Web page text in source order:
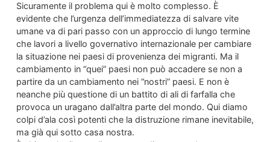
Sicuramente il problema qui è molto complesso. È
evidente che l’urgenza dell’immediatezza di salvare vite
umane va di pari passo con un approccio di lungo termine
che lavori a livello governativo internazionale per cambiare
la situazione nei paesi di provenienza dei migranti. Ma il
cambiamento in “quei” paesi non può accadere se non a
partire da un cambiamento nei “nostri” paesi. E non è
neanche più questione di un battito di ali di farfalla che
provoca un uragano dall’altra parte del mondo. Qui diamo
colpi d’ala così potenti che la distruzione rimane inevitabile,
ma già qui sotto casa nostra.